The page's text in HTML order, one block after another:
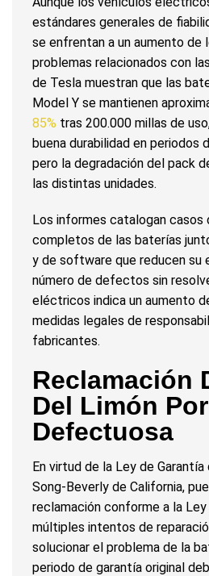
estándares generales de
se enfrentan a un aumento de
problemas relacionados con
de Tesla muestran que las
Model Y se mantienen
85% tras 200.000 millas de
buena durabilidad en periodos
pero la degradación del pack
las distintas unidades.
Los informes catalogan casos
completos de las baterías
y de software que reducen su
número de defectos sin
eléctricos indica un aumento
medidas legales de
fabricantes.
Reclamación
Del Limón
Defectuosa
En virtud de la Ley de Garantía
Song-Beverly de California,
reclamación conforme a la
múltiples intentos de
solucionar el problema de la
periodo de garantía original